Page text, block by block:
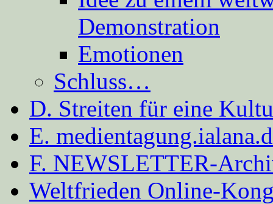
Demonstration
Emotionen
Schluss…
D. Streiten für eine
E.
F. NEWSLETTER-
Weltfrieden Online-